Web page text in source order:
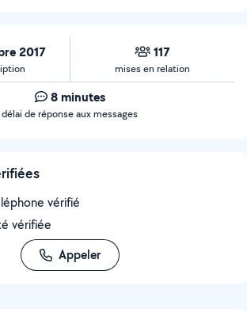
2017 117
mises en relation
8 minutes
délai de réponse aux messages
vérifié
vérifiée
Appeler